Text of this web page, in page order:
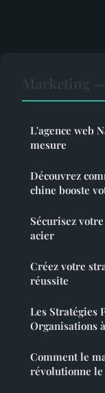
L'agence web
mesure
Découvrez
chine booste
Sécurisez
acier
Créez votre
réussite
Les Stratégies
Organisations
Comment le
révolutionne